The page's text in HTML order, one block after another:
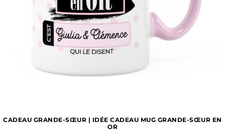
CADEAU GRANDE-SŒUR | IDÉE CADEAU MUG GRANDE-SŒUR EN
OR